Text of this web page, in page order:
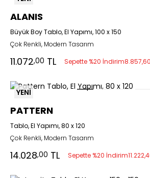
ALANIS
Büyük Boy Tablo, El Yapımı, 100 x 150
Çok Renkli, Modern Tasarım
11.072,00 TL Sepette %20 İndirim
YENİ
PATTERN
Tablo, El Yapımı, 80 x 120
Çok Renkli, Modern Tasarım
14.028,00 TL Sepette %20 İndirim